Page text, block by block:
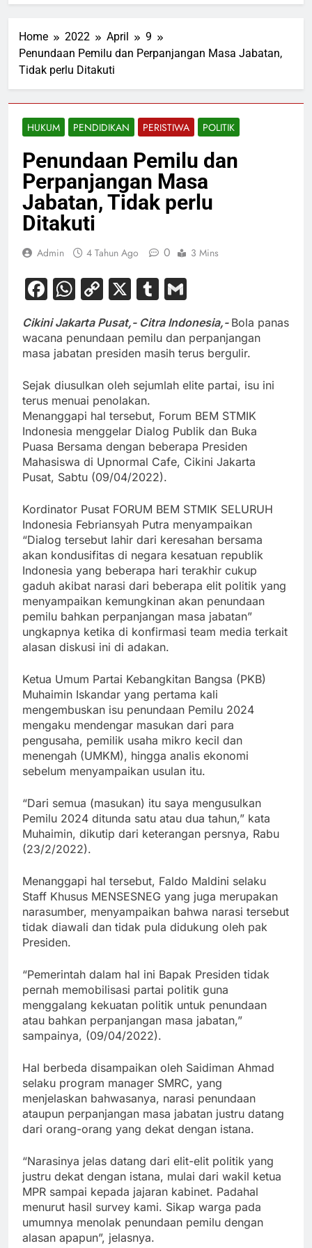
Home 2022 April
9
Penundaan Pemilu dan Perpanjangan Masa Jabatan,
Tidak perlu Ditakuti
HUKUM PENDIDIKAN PERISTIWA POLITIK
Penundaan Pemilu dan
Perpanjangan Masa
Jabatan, Tidak perlu
Ditakuti
Admin 4 Tahun Ago 0 3 Mins
Facebook
WhatsApp
Copy
Link
X Tumblr
Cikini Jakarta Pusat,- Citra Indonesia,- Bola panas
wacana penundaan pemilu dan perpanjangan
masa jabatan presiden masih terus bergulir.
Sejak diusulkan oleh sejumlah elite partai, isu ini
terus menuai penolakan.
Menanggapi hal tersebut, Forum BEM STMIK
Indonesia menggelar Dialog Publik dan Buka
Puasa Bersama dengan beberapa Presiden
Mahasiswa di Upnormal Cafe, Cikini Jakarta
Pusat, Sabtu (09/04/2022).
Kordinator Pusat FORUM BEM STMIK SELURUH
Indonesia Febriansyah Putra menyampaikan
“Dialog tersebut lahir dari keresahan bersama
akan kondusifitas di negara kesatuan republik
Indonesia yang beberapa hari terakhir cukup
gaduh akibat narasi dari beberapa elit politik yang
menyampaikan kemungkinan akan penundaan
pemilu bahkan perpanjangan masa jabatan”
ungkapnya ketika di konfirmasi team media terkait
alasan diskusi ini di adakan.
Ketua Umum Partai Kebangkitan Bangsa (PKB)
Muhaimin Iskandar yang pertama kali
mengembuskan isu penundaan Pemilu 2024
mengaku mendengar masukan dari para
pengusaha, pemilik usaha mikro kecil dan
menengah (UMKM), hingga analis ekonomi
sebelum menyampaikan usulan itu.
“Dari semua (masukan) itu saya mengusulkan
Pemilu 2024 ditunda satu atau dua tahun,” kata
Muhaimin, dikutip dari keterangan persnya, Rabu
(23/2/2022).
Menanggapi hal tersebut, Faldo Maldini selaku
Staff Khusus MENSESNEG yang juga merupakan
narasumber, menyampaikan bahwa narasi tersebut
tidak diawali dan tidak pula didukung oleh pak
Presiden.
“Pemerintah dalam hal ini Bapak Presiden tidak
pernah memobilisasi partai politik guna
menggalang kekuatan politik untuk penundaan
atau bahkan perpanjangan masa jabatan,”
sampainya, (09/04/2022).
Hal berbeda disampaikan oleh Saidiman Ahmad
selaku program manager SMRC, yang
menjelaskan bahwasanya, narasi penundaan
ataupun perpanjangan masa jabatan justru datang
dari orang-orang yang dekat dengan istana.
“Narasinya jelas datang dari elit-elit politik yang
justru dekat dengan istana, mulai dari wakil ketua
MPR sampai kepada jajaran kabinet. Padahal
menurut hasil survey kami. Sikap warga pada
umumnya menolak penundaan pemilu dengan
alasan apapun”, jelasnya.